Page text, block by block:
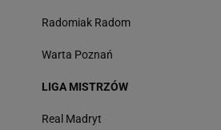
Radomiak Radom
Warta Poznań
LIGA MISTRZÓW
Real Madryt